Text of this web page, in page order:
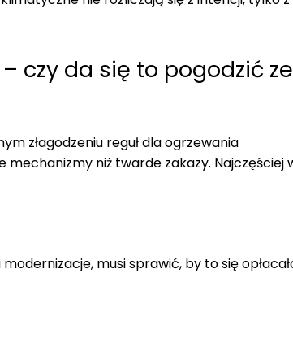
czy da się to pogodzić ze
złagodzeniu reguł dla ogrzewania
niż twarde zakazy. Najczęściej
musi sprawić, by to się